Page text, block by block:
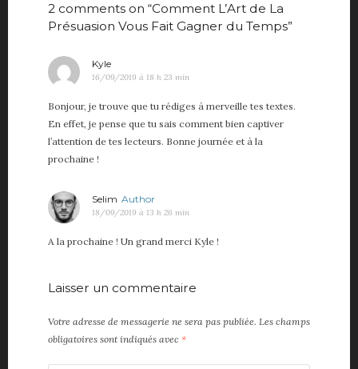
2 comments on “Comment L’Art de La
Présuasion Vous Fait Gagner du Temps”
Kyle
16/09/2019 à 18 h 23 min
Bonjour, je trouve que tu rédiges à merveille tes textes.
En effet, je pense que tu sais comment bien captiver
l’attention de tes lecteurs. Bonne journée et à la
prochaine !
Selim
18/09/2019 à 13 h 26 min
A la prochaine ! Un grand merci Kyle !
Laisser un commentaire
Votre adresse de messagerie ne sera pas publiée. Les champs
obligatoires sont indiqués avec *